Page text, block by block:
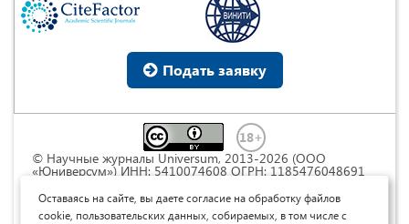
Подать заявку
© Научные журналы Universum, 2013-2026 (ООО
«Юниверсум») ИНН: 5410074608 ОГРН: 1185476048691
Commons « Attribution» («Атрибуция») 4.0
Непортированная
Оставаясь на сайте, вы даете согласие на обработку файлов
cookie, пользовательских данных, собираемых, в том числе с